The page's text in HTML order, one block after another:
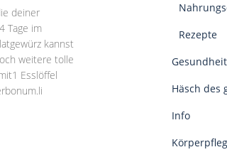
deiner
Tage im
kannst
weitere tolle
Esslöffel
Rezepte
Gesundheit
Häsch des
Info